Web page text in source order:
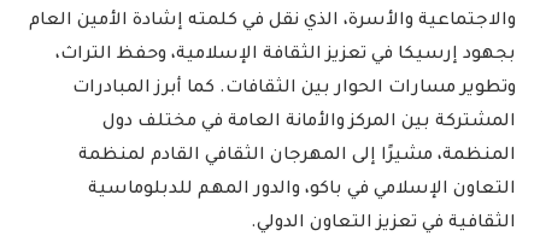
والاجتماعية والأسرة، الذي نقل في كلمته إشادة الأمين العام
بجهود إرسيكا في تعزيز الثقافة الإسلامية، وحفظ التراث،
وتطوير مسارات الحوار بين الثقافات. كما أبرز المبادرات
المشتركة بين المركز والأمانة العامة في مختلف دول
المنظمة، مشيرًا إلى المهرجان الثقافي القادم لمنظمة
التعاون الإسلامي في باكو، والدور المهم للدبلوماسية
الثقافية في تعزيز التعاون الدولي.